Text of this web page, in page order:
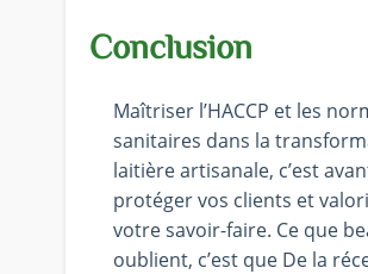
Conclusion
Maîtriser l’HACCP et les
sanitaires dans la
laitière artisanale, c’est
protéger vos clients et
votre savoir-faire. Ce que
oublient, c’est que De la